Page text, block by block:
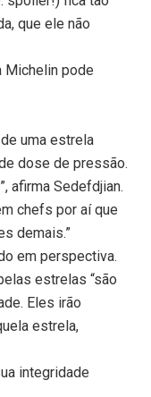
que ele não
Michelin pode
uma estrela
dose de pressão.
afirma Sedefdjian.
chefs por aí que
demais.”
em perspectiva.
estrelas “são
Eles irão
estrela,
integridade